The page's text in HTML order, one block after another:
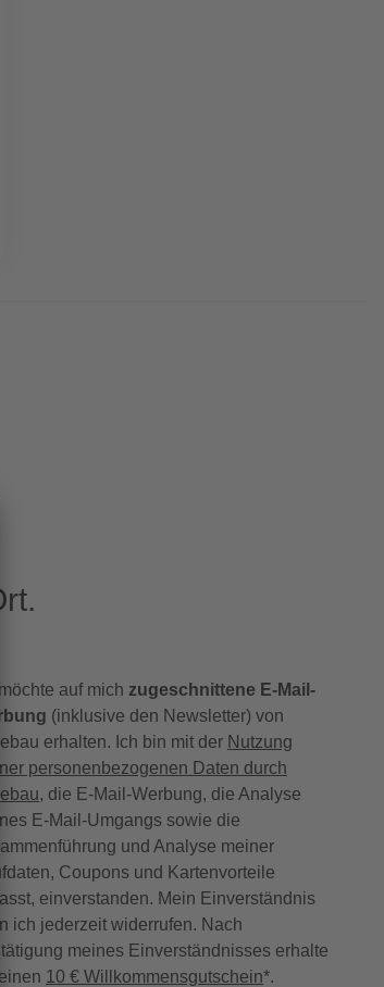
möchte auf mich zugeschnittene E-Mail-
(inklusive den Newsletter) von
erhalten. Ich bin mit der Nutzung
personenbezogenen Daten durch
, die E-Mail-Werbung, die Analyse
E-Mail-Umgangs sowie die
und Analyse meiner
Coupons und Kartenvorteile
einverstanden. Mein Einverständnis
ich jederzeit widerrufen. Nach
meines Einverständnisses erhalte
einen 10 € Willkommensgutschein*.